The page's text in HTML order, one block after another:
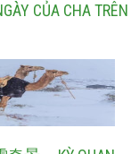
CỦA CHA TRÊN